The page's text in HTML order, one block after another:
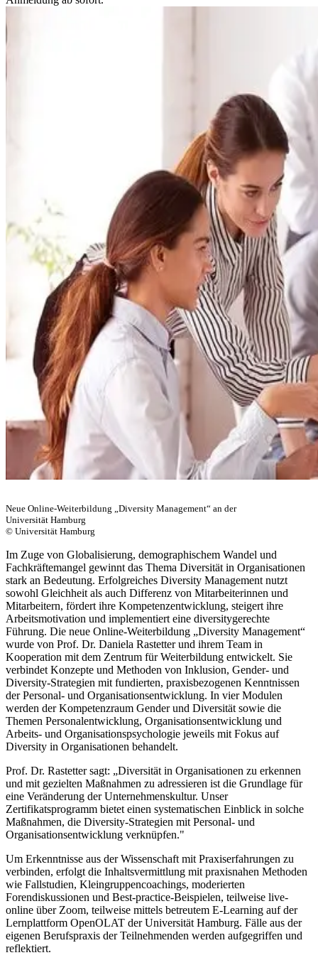
Neue Online-Weiterbildung „Diversity Management“ an der
Universität Hamburg
© Universität Hamburg
Im Zuge von Globalisierung, demographischem Wandel und
Fachkräftemangel gewinnt das Thema Diversität in Organisationen
stark an Bedeutung. Erfolgreiches Diversity Management nutzt
sowohl Gleichheit als auch Differenz von Mitarbeiterinnen und
Mitarbeitern, fördert ihre Kompetenzentwicklung, steigert ihre
Arbeitsmotivation und implementiert eine diversitygerechte
Führung. Die neue Online-Weiterbildung „Diversity Management“
wurde von Prof. Dr. Daniela Rastetter und ihrem Team in
Kooperation mit dem Zentrum für Weiterbildung entwickelt. Sie
verbindet Konzepte und Methoden von Inklusion, Gender- und
Diversity-Strategien mit fundierten, praxisbezogenen Kenntnissen
der Personal- und Organisationsentwicklung. In vier Modulen
werden der Kompetenzraum Gender und Diversität sowie die
Themen Personalentwicklung, Organisationsentwicklung und
Arbeits- und Organisationspsychologie jeweils mit Fokus auf
Diversity in Organisationen behandelt.
Prof. Dr. Rastetter sagt: „Diversität in Organisationen zu erkennen
und mit gezielten Maßnahmen zu adressieren ist die Grundlage für
eine Veränderung der Unternehmenskultur. Unser
Zertifikatsprogramm bietet einen systematischen Einblick in solche
Maßnahmen, die Diversity-Strategien mit Personal- und
Organisationsentwicklung verknüpfen."
Um Erkenntnisse aus der Wissenschaft mit Praxiserfahrungen zu
verbinden, erfolgt die Inhaltsvermittlung mit praxisnahen Methoden
wie Fallstudien, Kleingruppencoachings, moderierten
Forendiskussionen und Best-practice-Beispielen, teilweise live-
online über Zoom, teilweise mittels betreutem E-Learning auf der
Lernplattform OpenOLAT der Universität Hamburg. Fälle aus der
eigenen Berufspraxis der Teilnehmenden werden aufgegriffen und
reflektiert.